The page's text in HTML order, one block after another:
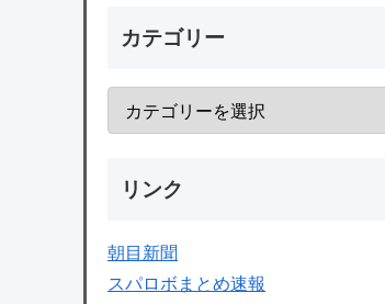
カテゴリー
リンク
朝目新聞
スパロボまとめ速報